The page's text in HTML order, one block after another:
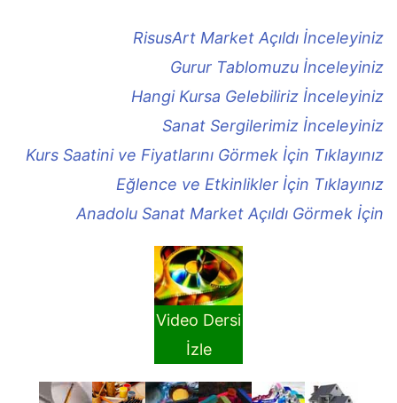
RisusArt Market Açıldı İnceleyiniz
Gurur Tablomuzu İnceleyiniz
Hangi Kursa Gelebiliriz İnceleyiniz
Sanat Sergilerimiz İnceleyiniz
Kurs Saatini ve Fiyatlarını Görmek İçin Tıklayınız
Eğlence ve Etkinlikler İçin Tıklayınız
Anadolu Sanat Market Açıldı Görmek İçin
Video Dersi
İzle